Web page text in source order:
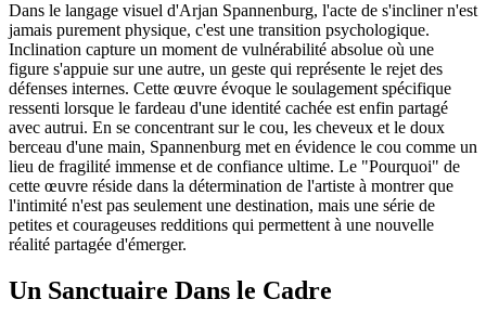
Dans le langage visuel d'Arjan Spannenburg, l'acte de s'incliner n'est
jamais purement physique, c'est une transition psychologique.
Inclination capture un moment de vulnérabilité absolue où une
figure s'appuie sur une autre, un geste qui représente le rejet des
défenses internes. Cette œuvre évoque le soulagement spécifique
ressenti lorsque le fardeau d'une identité cachée est enfin partagé
avec autrui. En se concentrant sur le cou, les cheveux et le doux
berceau d'une main, Spannenburg met en évidence le cou comme un
lieu de fragilité immense et de confiance ultime. Le "Pourquoi" de
cette œuvre réside dans la détermination de l'artiste à montrer que
l'intimité n'est pas seulement une destination, mais une série de
petites et courageuses redditions qui permettent à une nouvelle
réalité partagée d'émerger.
Un Sanctuaire Dans le Cadre